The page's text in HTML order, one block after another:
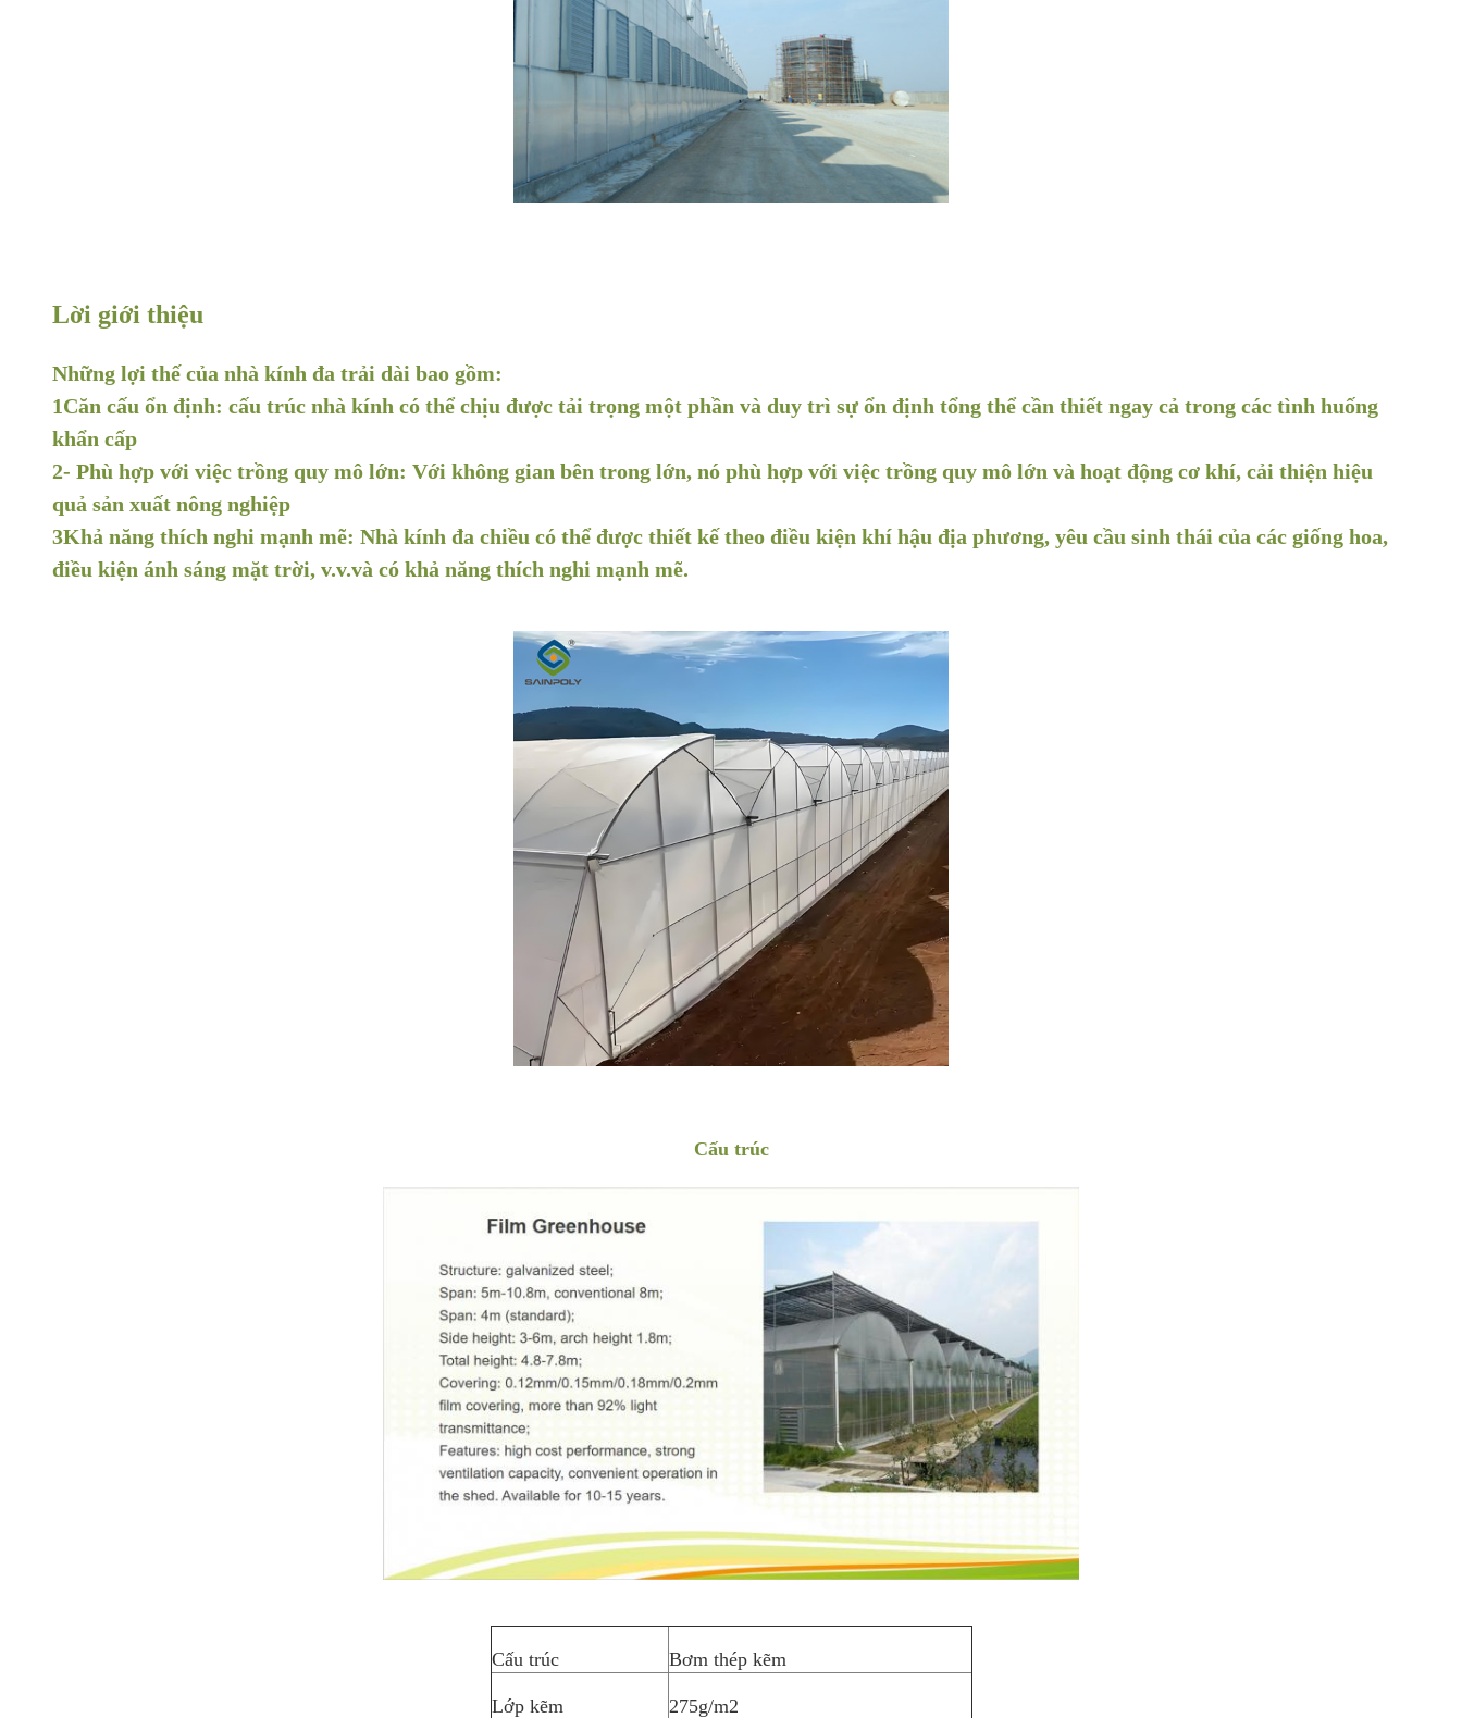
Lời giới thiệu
Những lợi thế của nhà kính đa trải dài bao gồm:
1Căn cấu ổn định: cấu trúc nhà kính có thể chịu được tải trọng một phần và duy trì sự ổn định tổng thể cần thiết ngay cả trong các tình huống
khẩn cấp
2- Phù hợp với việc trồng quy mô lớn: Với không gian bên trong lớn, nó phù hợp với việc trồng quy mô lớn và hoạt động cơ khí, cải thiện hiệu
quả sản xuất nông nghiệp
3Khả năng thích nghi mạnh mẽ: Nhà kính đa chiều có thể được thiết kế theo điều kiện khí hậu địa phương, yêu cầu sinh thái của các giống hoa,
điều kiện ánh sáng mặt trời, v.v.và có khả năng thích nghi mạnh mẽ.
Cấu trúc
Cấu trúc Bơm thép kẽm
Lớp kẽm 275g/m2